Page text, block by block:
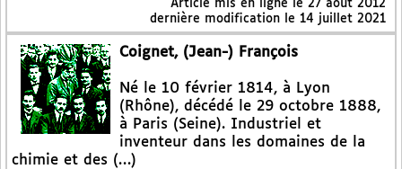
Article mis en ligne le 27 août 2012
dernière modification le 14 juillet 2021
Coignet, (Jean-) François
Né le 10 février 1814, à Lyon
(Rhône), décédé le 29 octobre 1888,
à Paris (Seine). Industriel et
inventeur dans les domaines de la
chimie et des (…)